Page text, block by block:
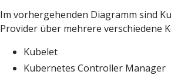
Im vorhergehenden Diagramm sind
Provider über mehrere verschiedene
Kubelet
Kubernetes Controller Manager